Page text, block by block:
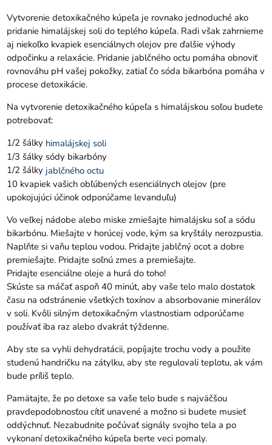
Vytvorenie detoxikačného kúpeľa je rovnako jednoduché ako
pridanie himalájskej soli do teplého kúpeľa. Radi však zahrnieme
aj niekoľko kvapiek esenciálnych olejov pre ďalšie výhody
odpočinku a relaxácie. Pridanie jablčného octu pomáha obnoviť
rovnováhu pH vašej pokožky, zatiaľ čo sóda bikarbóna pomáha v
procese detoxikácie.
Na vytvorenie detoxikačného kúpeľa s himalájskou soľou budete
potrebovať:
1/2 šálky himalájskej soli
1/3 šálky sódy bikarbóny
1/2 šálky jablčného octu
10 kvapiek vašich obľúbených esenciálnych olejov (pre
upokojujúci účinok odporúčame levanduľu)
Vo veľkej nádobe alebo miske zmiešajte himalájsku soľ a sódu
bikarbónu. Miešajte v horúcej vode, kým sa kryštály nerozpustia.
Naplňte si vaňu teplou vodou. Pridajte jablčný ocot a dobre
premiešajte. Pridajte soľnú zmes a premiešajte.
Pridajte esenciálne oleje a hurá do toho!
Skúste sa máčať aspoň 40 minút, aby vaše telo malo dostatok
času na odstránenie všetkých toxínov a absorbovanie minerálov
v soli. Kvôli silným detoxikačným vlastnostiam odporúčame
používať iba raz alebo dvakrát týždenne.
Aby ste sa vyhli dehydratácii, popíjajte trochu vody a použite
studenú handričku na zátylku, aby ste regulovali teplotu, ak vám
bude príliš teplo.
Pamätajte, že po detoxe sa vaše telo bude s najväčšou
pravdepodobnosťou cítiť unavené a možno si budete musieť
oddýchnuť. Nezabudnite počúvať signály svojho tela a po
vykonaní detoxikačného kúpeľa berte veci pomaly.